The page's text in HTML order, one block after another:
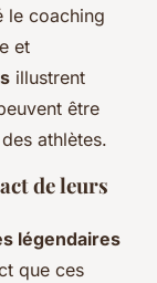
le coaching
et
illustrent
être
athlètes.
de leurs
légendaires
que ces